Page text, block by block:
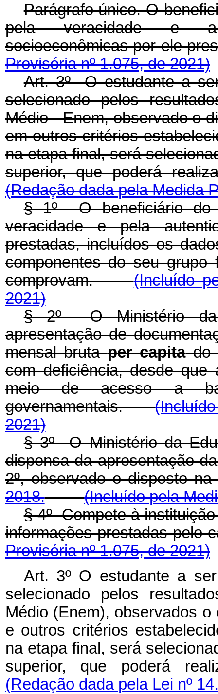
Parágrafo único. O
pela veracidade e
socioeconômicas por ele
Provisória nº 1.075, de 2021)
Art. 3º O estudante a
selecionado pelos
Médio - Enem, observado o
em outros critérios
na etapa final, será
superior, que poderá
(Redação dada pela Medida
§ 1º O beneficiário do
veracidade e pela
prestadas, incluídos os
componentes do seu grupo
comprovam.(Incluído
2021)
§ 2º O Ministério da
apresentação de
mensal brutaper capitado
com deficiência, desde
meio de acesso a
governamentais.
2021)
§ 3º O Ministério da
dispensa da apresentação
2º, observado o disposto na
2018.
(Incluído pela
§ 4º Compete à
informações prestadas
Provisória nº 1.075, de 2021)
Art. 3º O estudante a
selecionado pelos
Médio (Enem), observados
e outros critérios
na etapa final, será
superior, que poderá
(Redação dada pela Lei nº